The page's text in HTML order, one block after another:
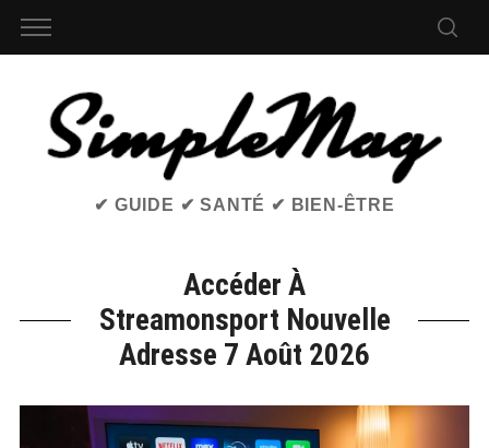
✔ GUIDE ✔ SANTÉ ✔ BIEN-ÊTRE
Accéder À
Streamonsport Nouvelle
Adresse 7 Août 2026